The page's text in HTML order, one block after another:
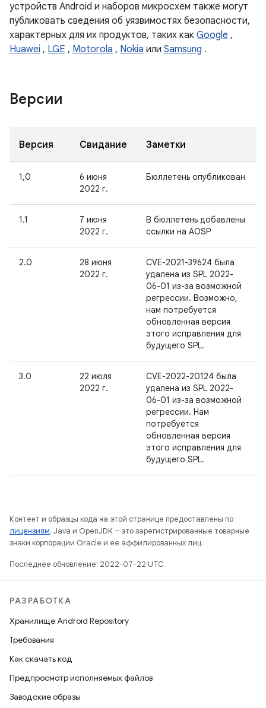
устройств Android и наборов микросхем также могут
публиковать сведения об уязвимостях безопасности,
характерных для их продуктов, таких как Google ,
Huawei , LGE , Motorola , Nokia или Samsung .
Версии
Версия Свидание Заметки
1,0
6 июня
2022 г.
Бюллетень опубликован
1.1
7 июня
2022 г.
В бюллетень добавлены
ссылки на AOSP
2.0
28 июня
2022 г.
CVE-2021-39624 была
удалена из SPL 2022-
06-01 из-за возможной
регрессии. Возможно,
нам потребуется
обновленная версия
этого исправления для
будущего SPL.
3.0
22 июля
2022 г.
CVE-2022-20124 была
удалена из SPL 2022-
06-01 из-за возможной
регрессии. Нам
потребуется
обновленная версия
этого исправления для
будущего SPL.
Контент и образцы кода на этой странице предоставлены по
лицензиям. Java и OpenJDK – это зарегистрированные товарные
знаки корпорации Oracle и ее аффилированных лиц.
Последнее обновление: 2022-07-22 UTC.
РАЗРАБОТКА
Хранилище Android Repository
Требования
Как скачать код
Предпросмотр исполняемых файлов
Заводские образы